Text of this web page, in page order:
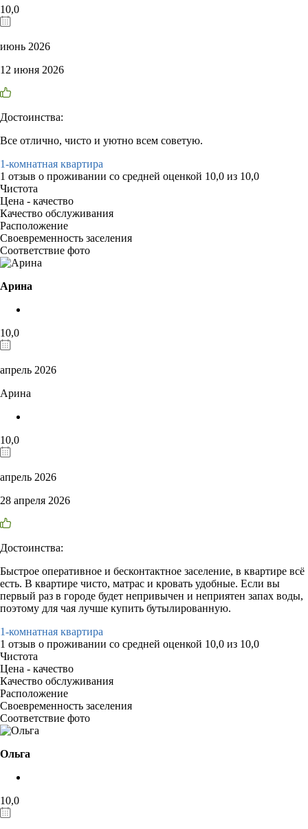
10,0
июнь 2026
12 июня 2026
Достоинства:
Все отлично, чисто и уютно всем советую.
1-комнатная квартира
1 отзыв о проживании со средней оценкой 10,0 из 10,0
Чистота
Цена - качество
Качество обслуживания
Расположение
Своевременность заселения
Соответствие фото
Арина
10,0
апрель 2026
Арина
10,0
апрель 2026
28 апреля 2026
Достоинства:
Быстрое оперативное и бесконтактное заселение, в квартире всё
есть. В квартире чисто, матрас и кровать удобные. Если вы
первый раз в городе будет непривычен и неприятен запах воды,
поэтому для чая лучше купить бутылированную.
1-комнатная квартира
1 отзыв о проживании со средней оценкой 10,0 из 10,0
Чистота
Цена - качество
Качество обслуживания
Расположение
Своевременность заселения
Соответствие фото
Ольга
10,0